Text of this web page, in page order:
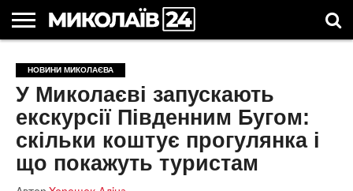
НОВИНИ
НОВИНИ
МИКОЛАЄВА
МИКОЛАЇВСЬКА
ОБЛАСТЬ
НОВИНИ
СПОРТУ
УКРАЇНА
ТА СВІТ
НОВИНИ
КОМПАНІЙ
АСТРОЛОГІЯ
СВЯТА
В
УКРАЇНІ
КОРИСНІ
СТАТТІ
НОВИНИ МИКОЛАЄВА
У Миколаєві запускають
екскурсії Південним Бугом:
скільки коштує прогулянка і
що покажуть туристам